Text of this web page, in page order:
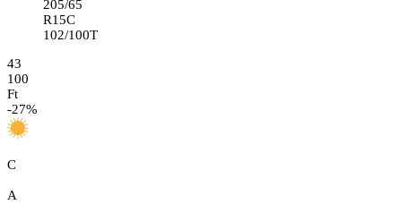
205/65
R15C
102/100T
43
100
Ft
-27%
C
A